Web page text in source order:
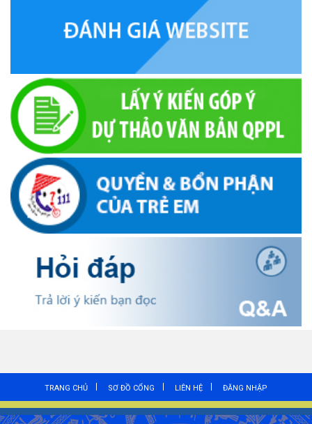
TRANG CHỦ SƠ ĐỒ CỔNG LIÊN HỆ ĐĂNG NHẬP